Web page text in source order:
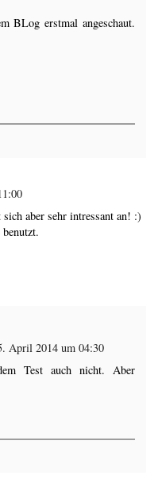
BLog erstmal angeschaut.
aber sehr intressant an! :)
April 2014 um 04:30
Test auch nicht. Aber